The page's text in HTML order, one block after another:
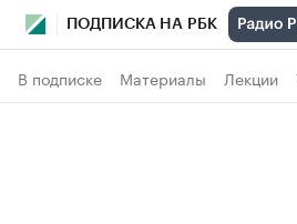
ПОДПИСКА НА РБК
В подписке Материалы Лекции